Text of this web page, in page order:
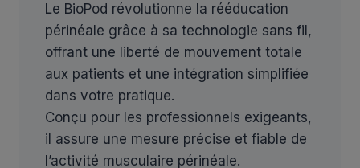
Le BioPod révolutionne la rééducation
périnéale grâce à sa technologie sans fil,
offrant une liberté de mouvement totale
aux patients et une intégration simplifiée
dans votre pratique.
Conçu pour les professionnels exigeants,
il assure une mesure précise et fiable de
l’activité musculaire périnéale.